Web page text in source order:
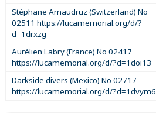
Stéphane Amaudruz (Switzerland) No
02511 https://lucamemorial.org/d/?
d=1drxzg
Aurélien Labry (France) No 02417
https://lucamemorial.org/d/?d=1doi13
Darkside divers (Mexico) No 02717
https://lucamemorial.org/d/?d=1dvym6